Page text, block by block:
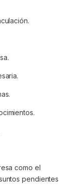
como el
pendientes